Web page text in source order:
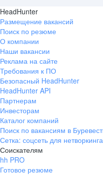
HeadHunter
Размещение вакансий
Поиск по резюме
О компании
Наши вакансии
Реклама на сайте
Требования к ПО
Безопасный HeadHunter
HeadHunter API
Партнерам
Инвесторам
Каталог компаний
Поиск по вакансиям в
Сетка: соцсеть для нетворкинга
Соискателям
hh PRO
Готовое резюме